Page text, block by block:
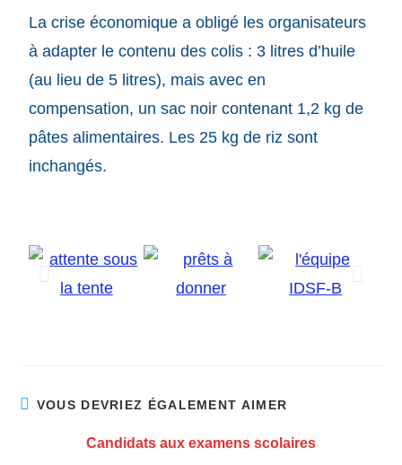
La crise économique a obligé les organisateurs
à adapter le contenu des colis : 3 litres d’huile
(au lieu de 5 litres), mais avec en
compensation, un sac noir contenant 1,2 kg de
pâtes alimentaires. Les 25 kg de riz sont
inchangés.
VOUS DEVRIEZ ÉGALEMENT AIMER
Candidats aux examens scolaires